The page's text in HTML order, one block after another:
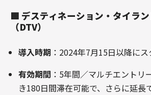
🟩 デスティネーション・タイラ
（DTV）
導入時期 ：2024年7月15日以降にス
有効期間 ：5年間／マルチエントリ
き180日間滞在可能で、さらに延長